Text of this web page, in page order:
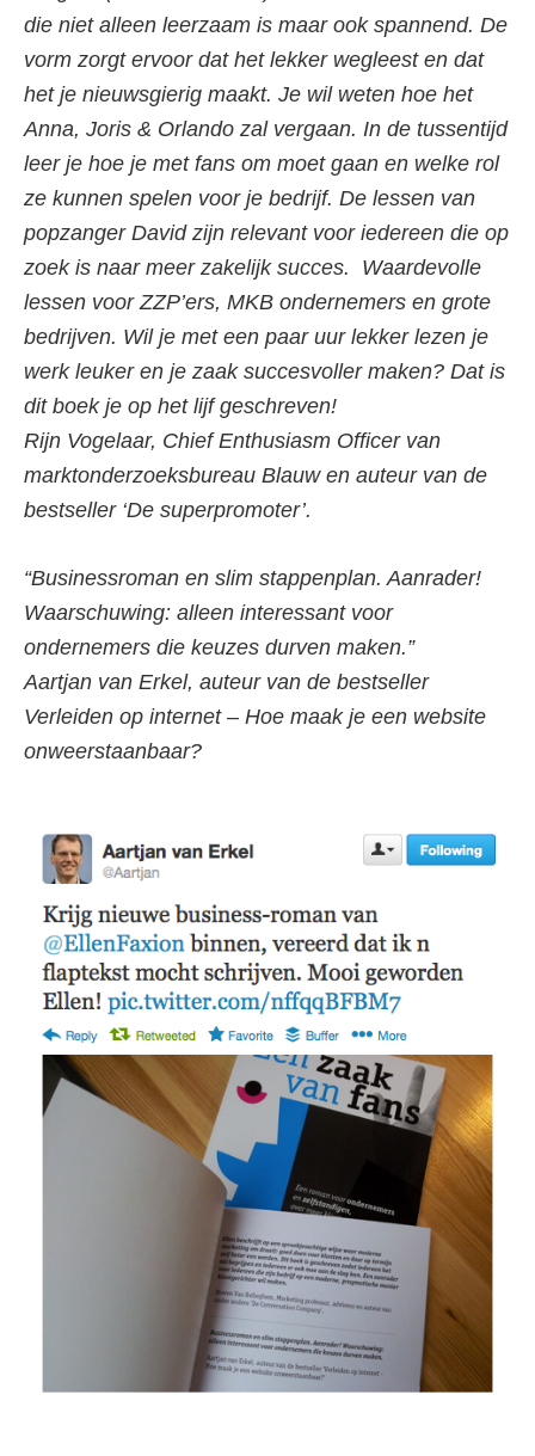
die niet alleen leerzaam is maar ook spannend. De
vorm zorgt ervoor dat het lekker wegleest en dat
het je nieuwsgierig maakt. Je wil weten hoe het
Anna, Joris & Orlando zal vergaan. In de tussentijd
leer je hoe je met fans om moet gaan en welke rol
ze kunnen spelen voor je bedrijf. De lessen van
popzanger David zijn relevant voor iedereen die op
zoek is naar meer zakelijk succes. Waardevolle
lessen voor ZZP’ers, MKB ondernemers en grote
bedrijven. Wil je met een paar uur lekker lezen je
werk leuker en je zaak succesvoller maken? Dat is
dit boek je op het lijf geschreven!
Rijn Vogelaar, Chief Enthusiasm Officer van
marktonderzoeksbureau Blauw en auteur van de
bestseller ‘De superpromoter’.
“Businessroman en slim stappenplan. Aanrader!
Waarschuwing: alleen interessant voor
ondernemers die keuzes durven maken.”
Aartjan van Erkel, auteur van de bestseller
Verleiden op internet – Hoe maak je een website
onweerstaanbaar?